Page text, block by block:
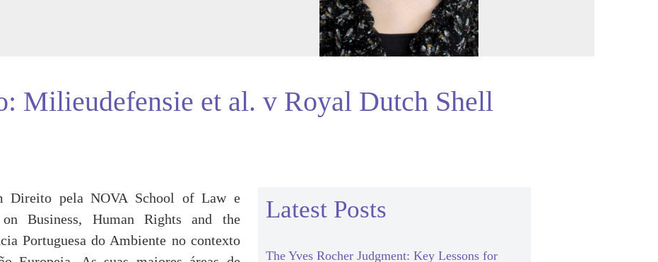
et al. v Royal Dutch Shell
Direito pela NOVA School of Law e
Business, Human Rights and the
Portuguesa do Ambiente no contexto
Latest Posts
The Yves Rocher Judgment: Key Lessons for